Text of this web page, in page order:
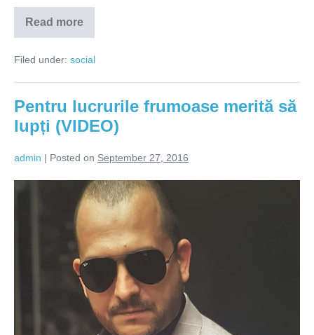
Read more
Ce
ai
dacă
tău
fi
Filed under: social
Pentru lucrurile frumoase merită să
lupți (VIDEO)
admin | Posted on September 27, 2016
Pentru